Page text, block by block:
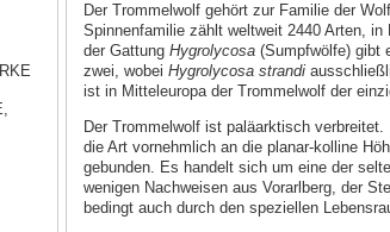
Der Trommelwolf gehört zur Familie der
Spinnenfamilie zählt weltweit 2440 Arten,
der Gattung Hygrolycosa (Sumpfwölfe) gibt
zwei, wobei Hygrolycosa strandi
ist in Mitteleuropa der Trommelwolf der
Der Trommelwolf ist paläarktisch
die Art vornehmlich an die planar-kolline
gebunden. Es handelt sich um eine der
wenigen Nachweisen aus Vorarlberg, der
bedingt auch durch den speziellen